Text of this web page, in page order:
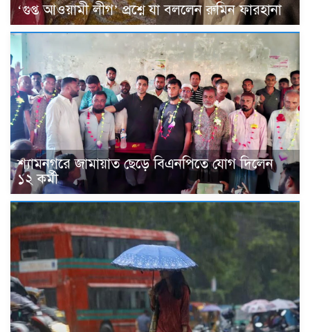
‘গুপ্ত আওয়ামী লীগ’ প্রশ্নে যা বললেন রুমিন ফারহানা
শ্যামনগরে জামায়াত ছেড়ে বিএনপিতে যোগ দিলেন
১২ কর্মী